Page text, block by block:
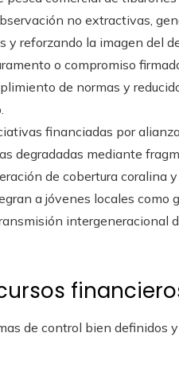
no extractivas,
y reforzando la imagen del
o compromiso
de normas y
financiadas por
degradadas mediante
de cobertura coralina
a jóvenes locales como
intergeneracional
de control bien definidos